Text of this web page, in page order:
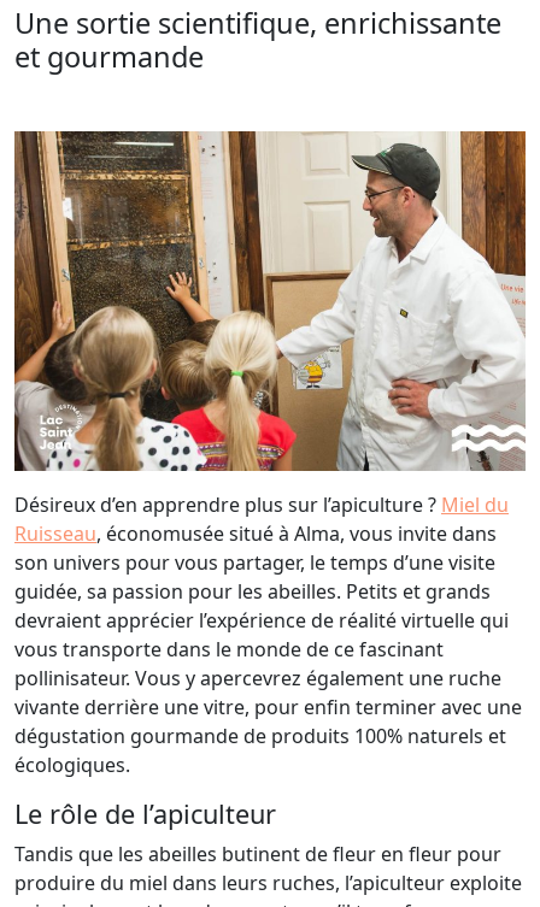
Une sortie scientifique, enrichissante
et gourmande
Désireux d’en apprendre plus sur l’apiculture ? Miel du
Ruisseau, économusée situé à Alma, vous invite dans
son univers pour vous partager, le temps d’une visite
guidée, sa passion pour les abeilles. Petits et grands
devraient apprécier l’expérience de réalité virtuelle qui
vous transporte dans le monde de ce fascinant
pollinisateur. Vous y apercevrez également une ruche
vivante derrière une vitre, pour enfin terminer avec une
dégustation gourmande de produits 100% naturels et
écologiques.
Le rôle de l’apiculteur
Tandis que les abeilles butinent de fleur en fleur pour
produire du miel dans leurs ruches, l’apiculteur exploite